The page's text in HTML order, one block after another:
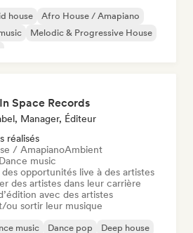
house
Afro House / Amapiano
Melodic & Progressive House
Space Records
Manager, Éditeur
réalisés
/ AmapianoAmbient
Dance music
opportunités live à des artistes
des artistes dans leur carrière
avec des artistes
ou sortir leur musique
music Dance pop
Deep house